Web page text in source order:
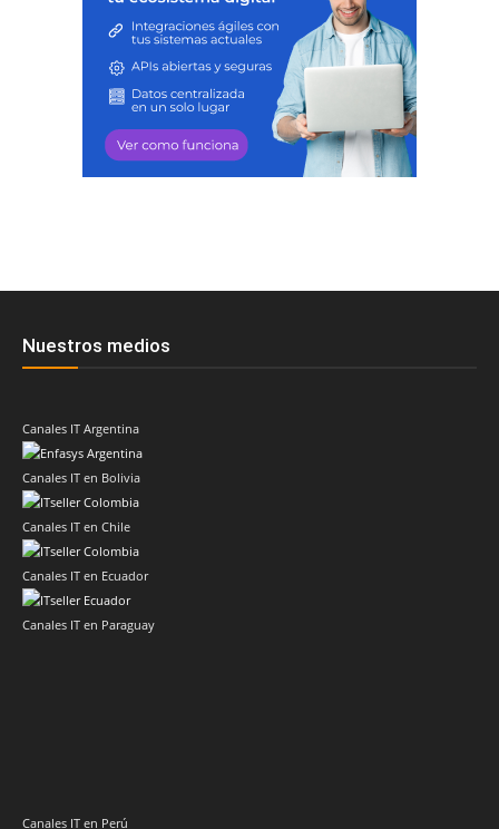
Nuestros medios
Canales IT Argentina
Canales IT en Bolivia
Canales IT en Chile
Canales IT en Ecuador
Canales IT en Paraguay
Canales IT en Perú